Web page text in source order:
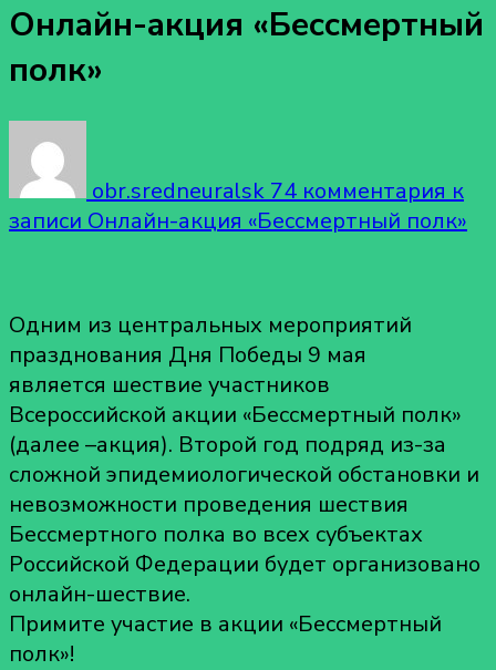
Онлайн-акция «Бессмертный
полк»
obr.sredneuralsk 74 комментария к
записи Онлайн-акция «Бессмертный полк»
Одним из центральных мероприятий
празднования Дня Победы 9 мая
является шествие участников
Всероссийской акции «Бессмертный полк»
(далее –акция). Второй год подряд из-за
сложной эпидемиологической обстановки и
невозможности проведения шествия
Бессмертного полка во всех субъектах
Российской Федерации будет организовано
онлайн-шествие.
Примите участие в акции «Бессмертный
полк»!